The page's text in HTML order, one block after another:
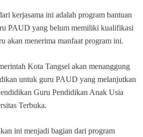
kerjasama ini adalah program bantuan
PAUD yang belum memiliki kualifikasi
akan menerima manfaat program ini.
Kota Tangsel akan menanggung
untuk guru PAUD yang melanjutkan
Guru Pendidikan Anak Usia
Terbuka.
ini menjadi bagian dari program